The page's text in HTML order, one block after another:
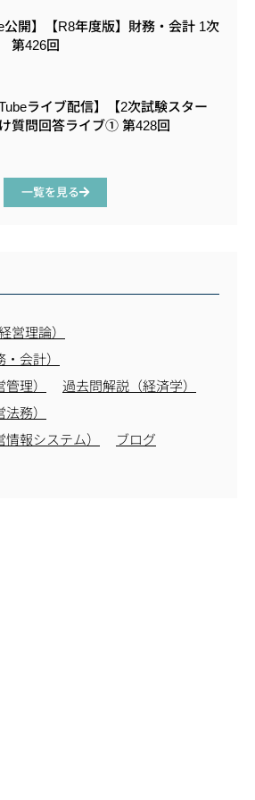
公開】【R8年度版】財務・会計 1次
第426回
ライブ配信】【2次試験スター
質問回答ライブ① 第428回
一覧を見る
営理論）
会計）
理）
過去問解説（経済学）
務）
報システム）
ブログ